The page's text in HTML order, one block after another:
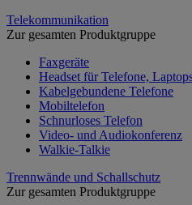
Telekommunikation
Zur gesamten Produktgruppe
Faxgeräte
Headset für Telefone,
Kabelgebundene Telefone
Mobiltelefon
Schnurloses Telefon
Video- und Audiokonferenz
Walkie-Talkie
Trennwände und Schallschutz
Zur gesamten Produktgruppe